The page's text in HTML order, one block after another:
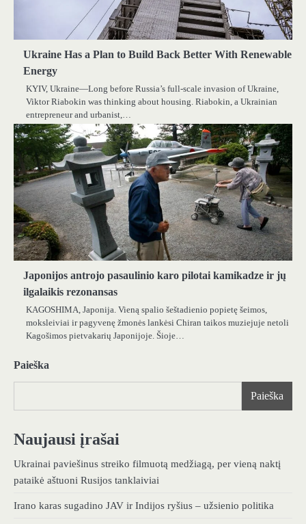
Ukraine Has a Plan to Build Back Better With Renewable
Energy
KYIV, Ukraine—Long before Russia’s full-scale invasion of Ukraine,
Viktor Riabokin was thinking about housing. Riabokin, a Ukrainian
entrepreneur and urbanist,…
Japonijos antrojo pasaulinio karo pilotai kamikadze ir jų
ilgalaikis rezonansas
KAGOSHIMA, Japonija. Vieną spalio šeštadienio popietę šeimos,
moksleiviai ir pagyvenę žmonės lankėsi Chiran taikos muziejuje netoli
Kagošimos pietvakarių Japonijoje. Šioje…
Paieška
Paieška
Naujausi įrašai
Ukrainai paviešinus streiko filmuotą medžiagą, per vieną naktį
pataikė aštuoni Rusijos tanklaiviai
Irano karas sugadino JAV ir Indijos ryšius – užsienio politika